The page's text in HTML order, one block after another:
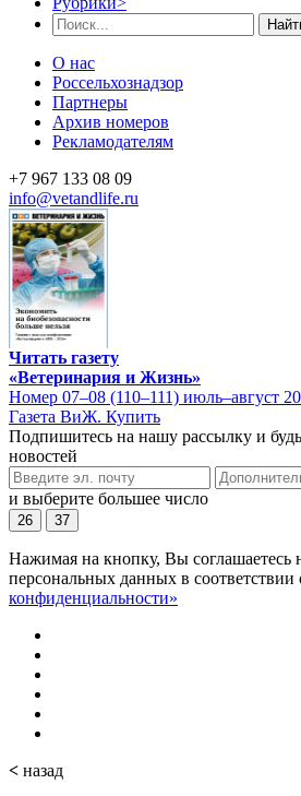
О нас
Россельхознадзор
Партнеры
Архив номеров
Рекламодателям
+7 967 133 08 09
info@vetandlife.ru
Читать газету
«Ветеринария и Жизнь»
Номер 07–08 (110–111) июль–август
Газета ВиЖ. Купить
Подпишитесь на нашу рассылку и
новостей
и выберите большее число
26 37
Нажимая на кнопку, Вы соглашаетесь
персональных данных в соответствии
конфиденциальности»
< назад